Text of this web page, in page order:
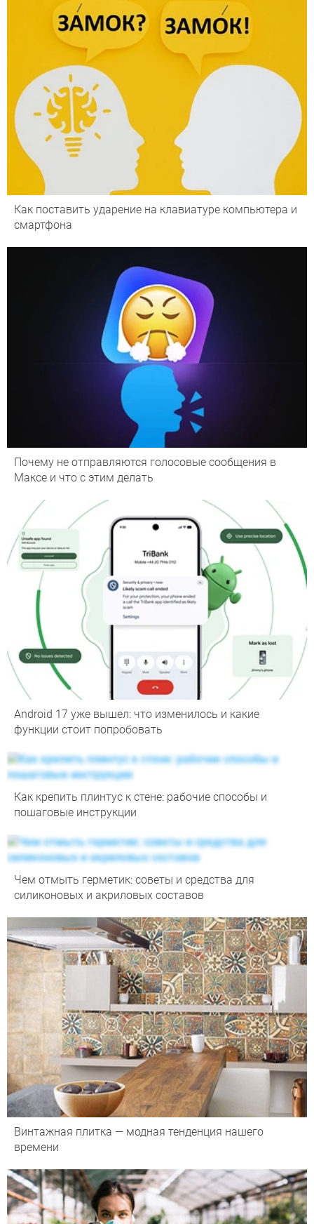
Как поставить ударение на клавиатуре компьютера и
смартфона
Почему не отправляются голосовые сообщения в
Максе и что с этим делать
Android 17 уже вышел: что изменилось и какие
функции стоит попробовать
Как крепить плинтус к стене: рабочие способы и
пошаговые инструкции
Чем отмыть герметик: советы и средства для
силиконовых и акриловых составов
Винтажная плитка — модная тенденция нашего
времени